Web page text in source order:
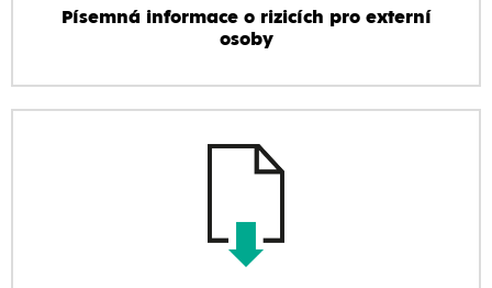
Písemná informace o rizicích pro externí
osoby